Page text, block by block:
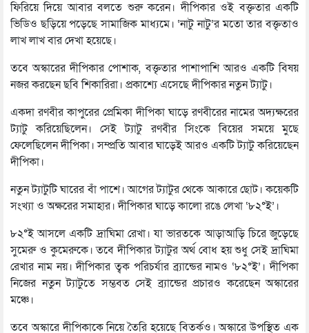
ফিরিয়ে দিয়ে আবার বলতে শুরু করেন। দীপিকার ওই বক্তৃতার একটি
ভিডিও ছড়িয়ে পড়েছে সামাজিক মাধ্যমে। ‘নাটু নাটু’র মতো তার বক্তৃতাও
লাখ লাখ বার দেখা হয়েছে।
তবে অস্কারের দীপিকার পোশাক, বক্তৃতার পাশাপাশি আরও একটি বিষয়
নজর করছেন ছবি শিকারিরা। প্রকাশ্যে এসেছে দীপিকার নতুন ট্যাটু।
একদা রণবীর কাপুরের প্রেমিকা দীপিকা ঘাড়ে রণবীরের নামের অদ্যক্ষরের
ট্যাটু করিয়েছিলেন। সেই ট্যাটু রণবীর সিংকে বিয়ের সময়ে মুছে
ফেলেছিলেন দীপিকা। সম্প্রতি আবার ঘাড়েই আরও একটি ট্যাটু করিয়েছেন
দীপিকা।
নতুন ট্যাটুটি ঘারের বাঁ পাশে। আগের ট্যাটুর থেকে আকারে ছোট। কয়েকটি
সংখ্যা ও অক্ষরের সমাহার। দীপিকার ঘাড়ে কালো রঙে লেখা ‘৮২°ই’।
৮২°ই আসলে একটি দ্রাঘিমা রেখা। যা ভারতকে আড়াআড়ি চিরে জুড়েছে
সুমেরু ও কুমেরুকে। তবে দীপিকার ট্যাটুর অর্থ বোধ হয় শুধু সেই দ্রাঘিমা
রেখার নাম নয়। দীপিকার ত্বক পরিচর্যার ব্র্যান্ডের নামও ‘৮২°ই’। দীপিকা
নিজের নতুন ট্যাটুতে সম্ভবত সেই ব্র্যান্ডের প্রচারও করেছেন অস্কারের
মঞ্চে।
তবে অস্কারে দীপিকাকে নিয়ে তৈরি হয়েছে বিতর্কও। অস্কারে উপস্থিত এক